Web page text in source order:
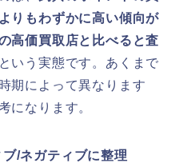
りもわずかに高い傾向が
高価買取店と比べると査
という実態です。あくまで
期によって異なります
になります。
/ネガティブに整理